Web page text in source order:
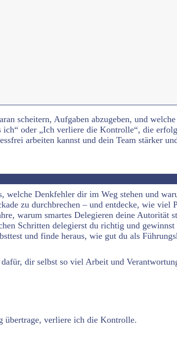
scheitern, Aufgaben abzugeben, und
ich“ oder „Ich verliere die Kontrolle“, die
arbeiten kannst und dein Team stärker
welche Denkfehler dir im Weg stehen und
zu durchbrechen – und entdecke, wie
warum smartes Delegieren deine Autorität
Schritten delegierst du richtig und
und finde heraus, wie gut du als
dir selbst so viel Arbeit und
übertrage, verliere ich die Kontrolle.